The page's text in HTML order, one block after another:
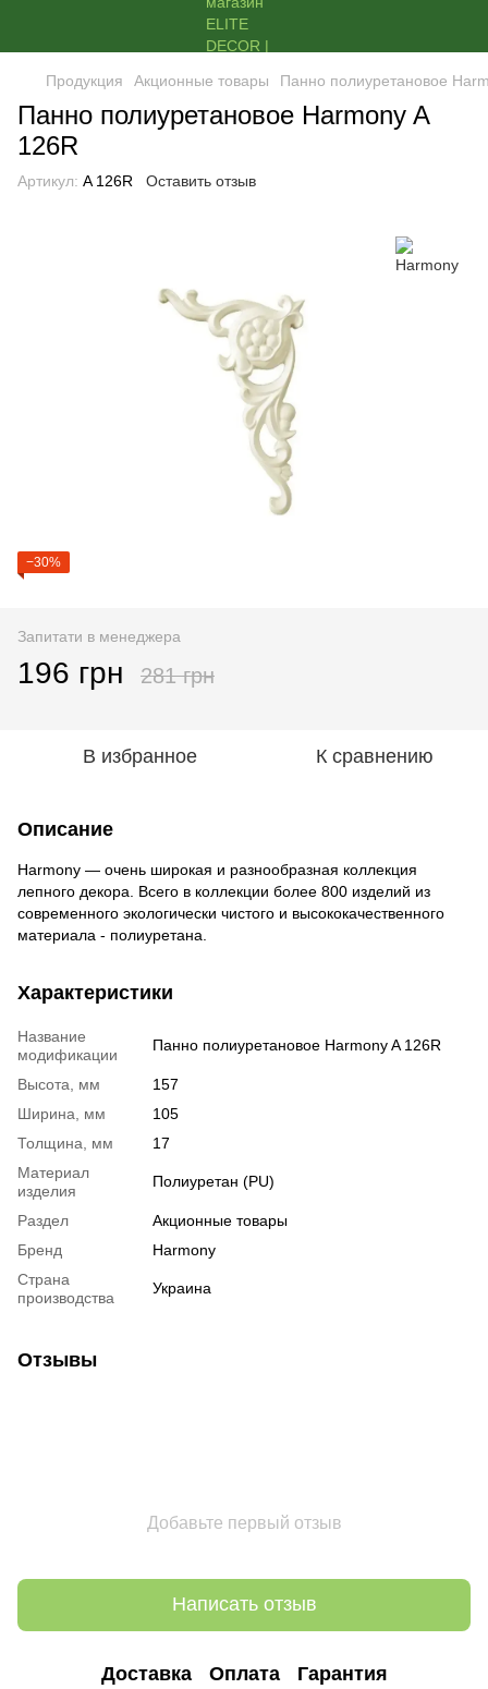
Продукция Акционные товары Панно полиуретановое
Панно полиуретановое Harmony A
126R
Артикул: A 126R Оставить отзыв
−30%
Запитати в менеджера
196 грн 281 грн
В избранное К сравнению
Описание
Harmony — очень широкая и разнообразная коллекция
лепного декора. Всего в коллекции более 800 изделий из
современного экологически чистого и высококачественного
материала - полиуретана.
Характеристики
Название
модификации
Панно полиуретановое Harmony A 126R
Высота, мм
157
Ширина, мм
105
Толщина, мм
17
Материал
изделия
Полиуретан (PU)
Раздел
Акционные товары
Бренд
Harmony
Страна
производства
Украина
Отзывы
Добавьте первый отзыв
Написать отзыв
Доставка Оплата Гарантия